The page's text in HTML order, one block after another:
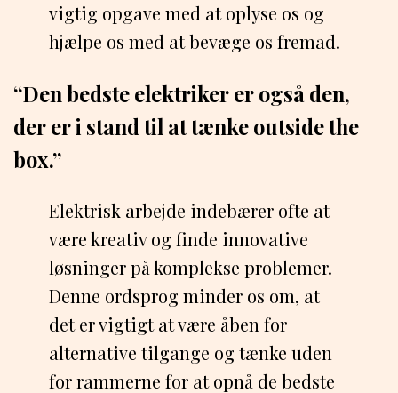
vigtig opgave med at oplyse os og
hjælpe os med at bevæge os fremad.
“Den bedste elektriker er også den,
der er i stand til at tænke outside the
box.”
Elektrisk arbejde indebærer ofte at
være kreativ og finde innovative
løsninger på komplekse problemer.
Denne ordsprog minder os om, at
det er vigtigt at være åben for
alternative tilgange og tænke uden
for rammerne for at opnå de bedste